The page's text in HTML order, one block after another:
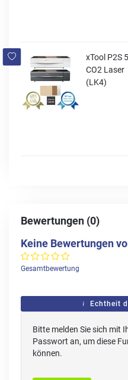
xTool P2S
CO2 Laser
(LK4)
Bewertungen (0)
Keine Bewertungen
Gesamtbewertung
Echtheit
Bitte melden Sie sich mit
Passwort an, um diese
können.